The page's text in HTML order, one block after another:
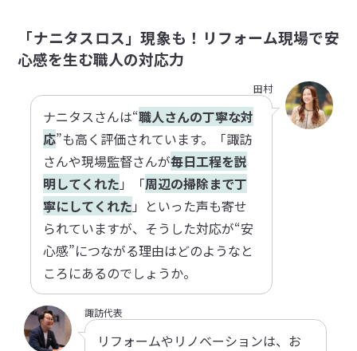
「ナニタスロス」現象も！リフォーム現場で安
心感を生む職人の対応力
田村
ナニタスさんは“職人さんの丁寧な対
応”も高く評価されています。「諏訪
さんや現場監督さんが毎日工程を説
明してくれた 」「周辺の掃除まで丁
寧にしてくれた 」といった声も寄せ
られていますが、そうした対応が“安
心感”につながる理由はどのようなと
ころにあるのでしょうか。
諏訪代表
リフォームやリノベーションは、お